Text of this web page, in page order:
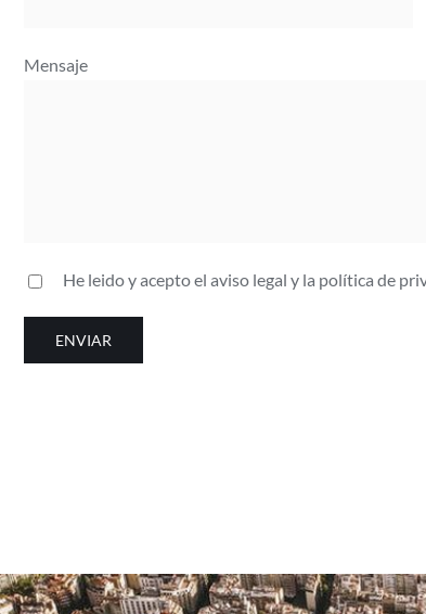
Mensaje
He leido y acepto el aviso legal y la política de